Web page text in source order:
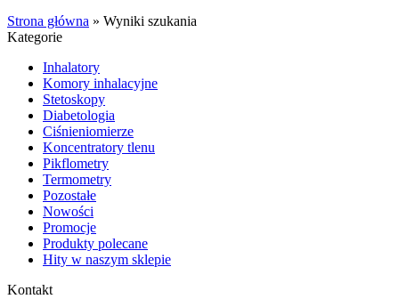
Strona główna » Wyniki szukania
Kategorie
Inhalatory
Komory inhalacyjne
Stetoskopy
Diabetologia
Ciśnieniomierze
Koncentratory tlenu
Pikflometry
Termometry
Pozostałe
Nowości
Promocje
Produkty polecane
Hity w naszym sklepie
Kontakt